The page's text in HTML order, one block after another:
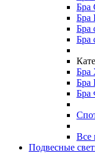
Бра
Бра
Бра
Бра
Бра
Бра
Бра
Все
Подвесные